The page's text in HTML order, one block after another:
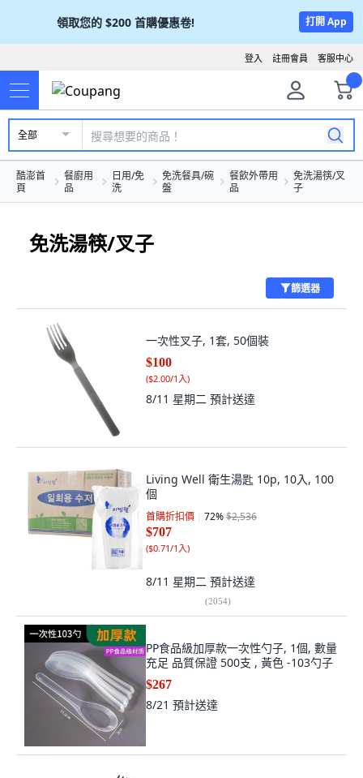
領取您的 $200 首購優惠卷! 打開 App
客服中心
註冊會員
登入
全部
酷澎首
頁
餐廚用
品
日用/免
洗
免洗餐具/碗
盤
餐飲外帶用
品
免洗湯筷/叉
子
免洗湯筷/叉子
篩選器
一次性叉子, 1套, 50個裝
$100
($2.00/1入)
8/11 星期二 預計送達
Living Well 衛生湯匙 10p, 10入, 100
個
首購折扣價 72%$2,536
$707
($0.71/1入)
8/11 星期二 預計送達
(2054)
PP食品級加厚款一次性勺子, 1個, 數量
充足 品質保證 500支 , 黃色 -103勺子
$267
8/21 預計送達